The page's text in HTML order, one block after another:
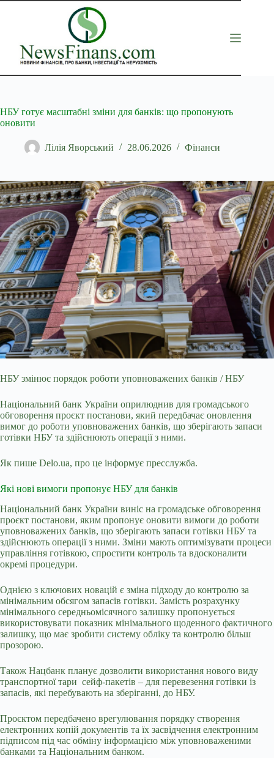
Перейти
НБУ готує масштабні зміни для банків: що пропонують
оновити
Лілія Яворський 28.06.2026 Фінанси
НБУ змінює порядок роботи уповноважених банків / НБУ
Національний банк України оприлюднив для громадського
обговорення проєкт постанови, який передбачає оновлення
вимог до роботи уповноважених банків, що зберігають запаси
готівки НБУ та здійснюють операції з ними.
Як пише Delo.ua, про це інформує пресслужба.
Які нові вимоги пропонує НБУ для банків
Національний банк України виніс на громадське обговорення
проєкт постанови, яким пропонує оновити вимоги до роботи
уповноважених банків, що зберігають запаси готівки НБУ та
здійснюють операції з ними. Зміни мають оптимізувати процеси
управління готівкою, спростити контроль та вдосконалити
окремі процедури.
Однією з ключових новацій є зміна підходу до контролю за
мінімальним обсягом запасів готівки. Замість розрахунку
мінімального середньомісячного залишку пропонується
використовувати показник мінімального щоденного фактичного
залишку, що має зробити систему обліку та контролю більш
прозорою.
Також Нацбанк планує дозволити використання нового виду
транспортної тари сейф-пакетів – для перевезення готівки із
запасів, які перебувають на зберіганні, до НБУ.
Проєктом передбачено врегулювання порядку створення
електронних копій документів та їх засвідчення електронним
підписом під час обміну інформацією між уповноваженими
банками та Національним банком.